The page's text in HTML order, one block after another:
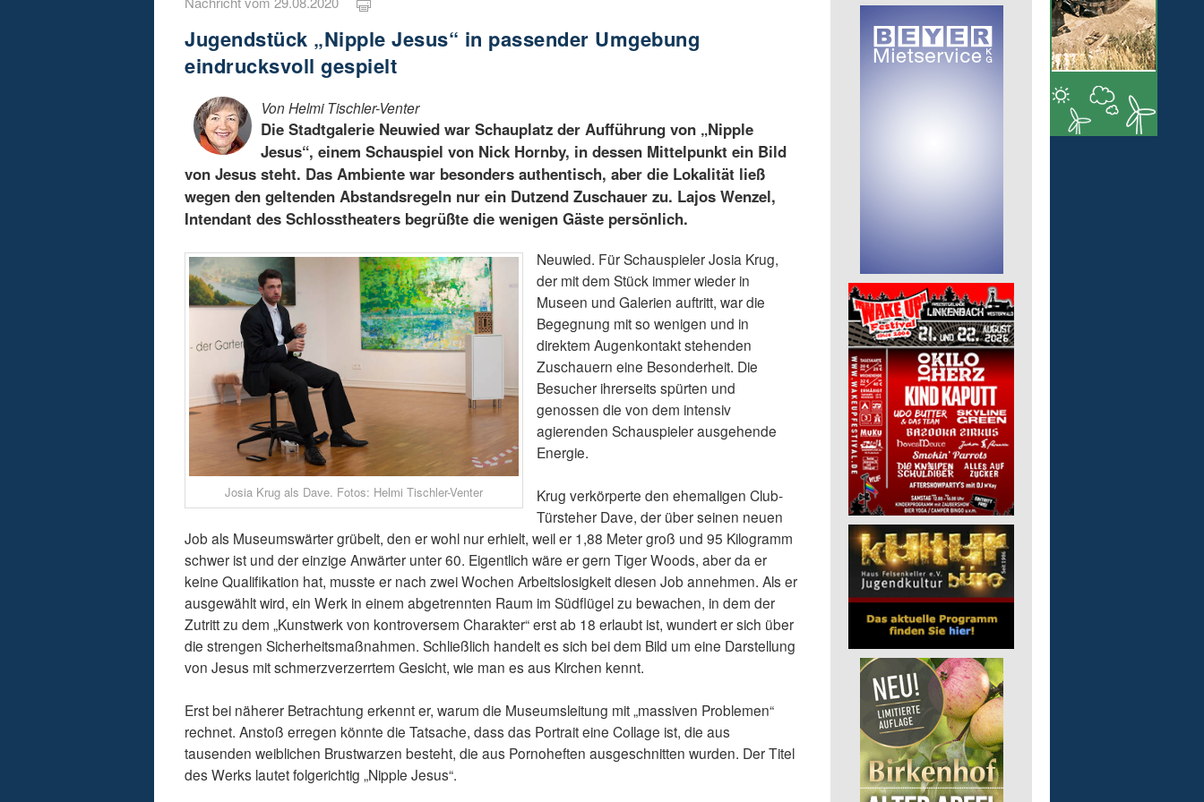
Jugendstück „Nipple Jesus“ in passender Umgebung
eindrucksvoll gespielt
Von Helmi Tischler-Venter
Die Stadtgalerie Neuwied war Schauplatz der Aufführung von „Nipple
Jesus“, einem Schauspiel von Nick Hornby, in dessen Mittelpunkt ein Bild
von Jesus steht. Das Ambiente war besonders authentisch, aber die Lokalität ließ
wegen den geltenden Abstandsregeln nur ein Dutzend Zuschauer zu. Lajos Wenzel,
Intendant des Schlosstheaters begrüßte die wenigen Gäste persönlich.
Josia Krug als Dave. Fotos: Helmi Tischler-Venter
Neuwied. Für Schauspieler Josia Krug,
der mit dem Stück immer wieder in
Museen und Galerien auftritt, war die
Begegnung mit so wenigen und in
direktem Augenkontakt stehenden
Zuschauern eine Besonderheit. Die
Besucher ihrerseits spürten und
genossen die von dem intensiv
agierenden Schauspieler ausgehende
Energie.
Krug verkörperte den ehemaligen Club-
Türsteher Dave, der über seinen neuen
Job als Museumswärter grübelt, den er wohl nur erhielt, weil er 1,88 Meter groß und 95 Kilogramm
schwer ist und der einzige Anwärter unter 60. Eigentlich wäre er gern Tiger Woods, aber da er
keine Qualifikation hat, musste er nach zwei Wochen Arbeitslosigkeit diesen Job annehmen. Als er
ausgewählt wird, ein Werk in einem abgetrennten Raum im Südflügel zu bewachen, in dem der
Zutritt zu dem „Kunstwerk von kontroversem Charakter“ erst ab 18 erlaubt ist, wundert er sich über
die strengen Sicherheitsmaßnahmen. Schließlich handelt es sich bei dem Bild um eine Darstellung
von Jesus mit schmerzverzerrtem Gesicht, wie man es aus Kirchen kennt.
Erst bei näherer Betrachtung erkennt er, warum die Museumsleitung mit „massiven Problemen“
rechnet. Anstoß erregen könnte die Tatsache, dass das Portrait eine Collage ist, die aus
tausenden weiblichen Brustwarzen besteht, die aus Pornoheften ausgeschnitten wurden. Der Titel
des Werks lautet folgerichtig „Nipple Jesus“.